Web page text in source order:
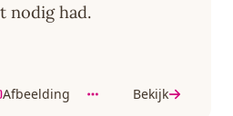
nodig had.
Afbeelding Bekijk